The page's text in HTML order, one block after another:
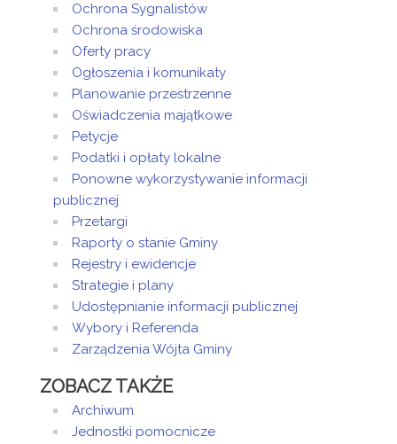
Ochrona Sygnalistów
Ochrona środowiska
Oferty pracy
Ogłoszenia i komunikaty
Planowanie przestrzenne
Oświadczenia majątkowe
Petycje
Podatki i opłaty lokalne
Ponowne wykorzystywanie informacji
publicznej
Przetargi
Raporty o stanie Gminy
Rejestry i ewidencje
Strategie i plany
Udostępnianie informacji publicznej
Wybory i Referenda
Zarządzenia Wójta Gminy
ZOBACZ TAKŻE
Archiwum
Jednostki pomocnicze